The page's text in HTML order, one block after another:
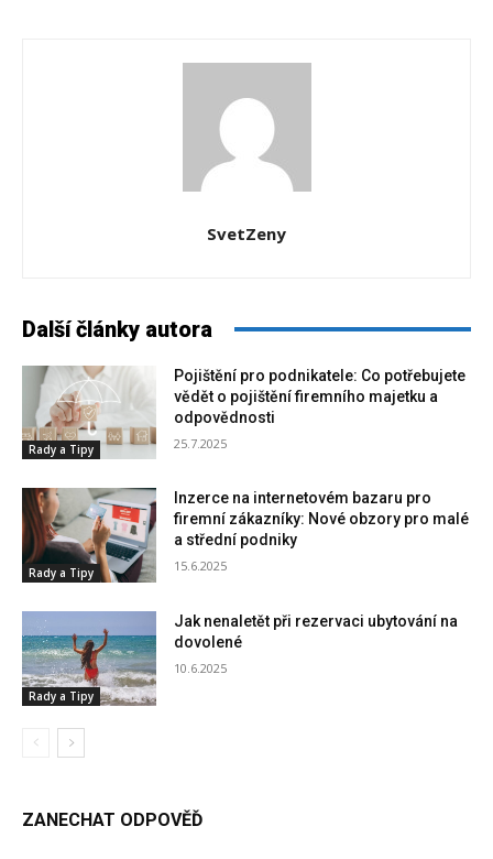
SvetZeny
Další články autora
Rady a Tipy
Pojištění pro podnikatele: Co potřebujete
vědět o pojištění firemního majetku a
odpovědnosti
25.7.2025
Rady a Tipy
Inzerce na internetovém bazaru pro
firemní zákazníky: Nové obzory pro malé
a střední podniky
15.6.2025
Rady a Tipy
Jak nenaletět při rezervaci ubytování na
dovolené
10.6.2025
ZANECHAT ODPOVĚĎ